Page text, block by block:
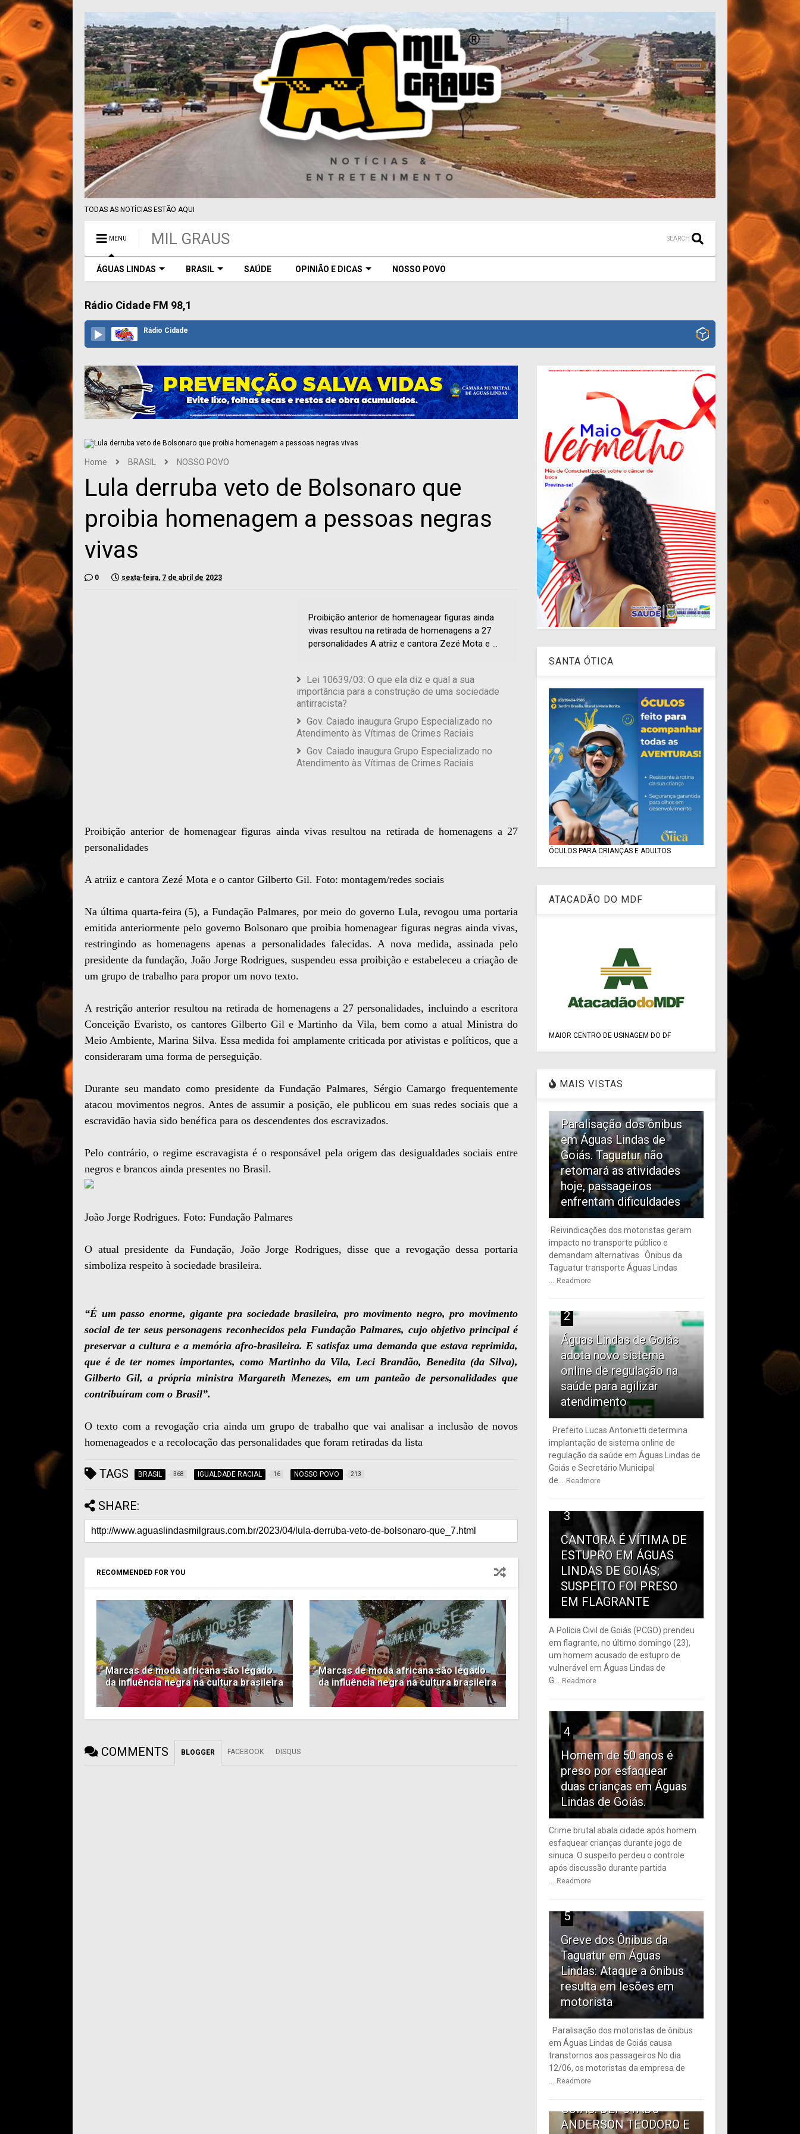
TODAS AS NOTÍCIAS ESTÃO AQUI
MENU MIL GRAUS SEARCH
ÁGUAS LINDAS BRASIL SAÚDE OPINIÃO E DICAS NOSSO POVO
Rádio Cidade FM 98,1
Rádio Cidade
Home BRASIL NOSSO POVO
Lula derruba veto de Bolsonaro que
proibia homenagem a pessoas negras
vivas
0 sexta-feira, 7 de abril de 2023
Proibição anterior de homenagear figuras ainda
vivas resultou na retirada de homenagens a 27
personalidades A atriiz e cantora Zezé Mota e ...
Lei 10639/03: O que ela diz e qual a sua
importância para a construção de uma sociedade
antirracista?
Gov. Caiado inaugura Grupo Especializado no
Atendimento às Vítimas de Crimes Raciais
Gov. Caiado inaugura Grupo Especializado no
Atendimento às Vítimas de Crimes Raciais
Proibição anterior de homenagear figuras ainda vivas resultou na retirada de homenagens a 27
personalidades
A atriiz e cantora Zezé Mota e o cantor Gilberto Gil. Foto: montagem/redes sociais
Na última quarta-feira (5), a Fundação Palmares, por meio do governo Lula, revogou uma portaria
emitida anteriormente pelo governo Bolsonaro que proibia homenagear figuras negras ainda vivas,
restringindo as homenagens apenas a personalidades falecidas. A nova medida, assinada pelo
presidente da fundação, João Jorge Rodrigues, suspendeu essa proibição e estabeleceu a criação de
um grupo de trabalho para propor um novo texto.
A restrição anterior resultou na retirada de homenagens a 27 personalidades, incluindo a escritora
Conceição Evaristo, os cantores Gilberto Gil e Martinho da Vila, bem como a atual Ministra do
Meio Ambiente, Marina Silva. Essa medida foi amplamente criticada por ativistas e políticos, que a
consideraram uma forma de perseguição.
Durante seu mandato como presidente da Fundação Palmares, Sérgio Camargo frequentemente
atacou movimentos negros. Antes de assumir a posição, ele publicou em suas redes sociais que a
escravidão havia sido benéfica para os descendentes dos escravizados.
Pelo contrário, o regime escravagista é o responsável pela origem das desigualdades sociais entre
negros e brancos ainda presentes no Brasil.
João Jorge Rodrigues. Foto: Fundação Palmares
O atual presidente da Fundação, João Jorge Rodrigues, disse que a revogação dessa portaria
simboliza respeito à sociedade brasileira.
“É um passo enorme, gigante pra sociedade brasileira, pro movimento negro, pro movimento
social de ter seus personagens reconhecidos pela Fundação Palmares, cujo objetivo principal é
preservar a cultura e a memória afro-brasileira. E satisfaz uma demanda que estava reprimida,
que é de ter nomes importantes, como Martinho da Vila, Leci Brandão, Benedita (da Silva),
Gilberto Gil, a própria ministra Margareth Menezes, em um panteão de personalidades que
contribuíram com o Brasil”.
O texto com a revogação cria ainda um grupo de trabalho que vai analisar a inclusão de novos
homenageados e a recolocação das personalidades que foram retiradas da lista
TAGS BRASIL 368 IGUALDADE RACIAL 16 NOSSO POVO 213
SHARE:
RECOMMENDED FOR YOU
Marcas de moda africana são legado
da influência negra na cultura brasileira
Marcas de moda africana são legado
da influência negra na cultura brasileira
COMMENTS BLOGGER FACEBOOK DISQUS
SANTA ÓTICA
ÓCULOS PARA CRIANÇAS E ADULTOS
ATACADÃO DO MDF
MAIOR CENTRO DE USINAGEM DO DF
MAIS VISTAS
Paralisação dos ônibus
em Águas Lindas de
Goiás. Taguatur não
retomará as atividades
hoje, passageiros
enfrentam dificuldades
Reivindicações dos motoristas geram
impacto no transporte público e
demandam alternativas Ônibus da
Taguatur transporte Águas Lindas
Readmore
2
Águas Lindas de Goiás
adota novo sistema
online de regulação na
saúde para agilizar
atendimento
Prefeito Lucas Antonietti determina
implantação de sistema online de
regulação da saúde em Águas Lindas de
Goiás e Secretário Municipal
de...
Readmore
3
CANTORA É VÍTIMA DE
ESTUPRO EM ÁGUAS
LINDAS DE GOIÁS;
SUSPEITO FOI PRESO
EM FLAGRANTE
A Polícia Civil de Goiás (PCGO) prendeu
em flagrante, no último domingo (23),
um homem acusado de estupro de
vulnerável em Águas Lindas de
G...
Readmore
4
Homem de 50 anos é
preso por esfaquear
duas crianças em Águas
Lindas de Goiás.
Crime brutal abala cidade após homem
esfaquear crianças durante jogo de
sinuca. O suspeito perdeu o controle
após discussão durante partida
Readmore
5
Greve dos Ônibus da
Taguatur em Águas
Lindas: Ataque a ônibus
resulta em lesões em
motorista
Paralisação dos motoristas de ônibus
em Águas Lindas de Goiás causa
transtornos aos passageiros No dia
12/06, os motoristas da empresa de
Readmore
6
TRANSPORTE PÚBLICO
GOIÁS: DEPUTADO
ANDERSON TEODORO E